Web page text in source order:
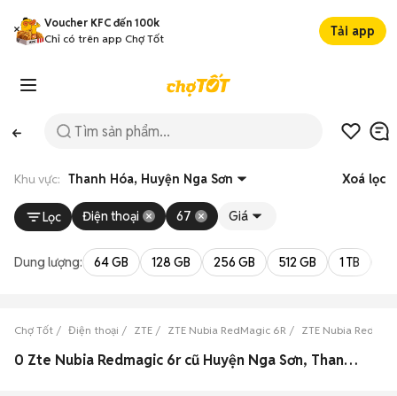
Voucher KFC đến 100k
Chỉ có trên app Chợ Tốt
Tải app
Khu vực: Thanh Hóa, Huyện Nga Sơn Xoá lọc
Lọc Điện thoại 67 Giá
Dung lượng: 64 GB 128 GB 256 GB 512 GB 1 TB
Chợ Tốt Điện thoại ZTE ZTE Nubia RedMagic 6R ZTE Nubia
0 Zte Nubia Redmagic 6r cũ Huyện Nga Sơn, Thanh Hóa đẹp